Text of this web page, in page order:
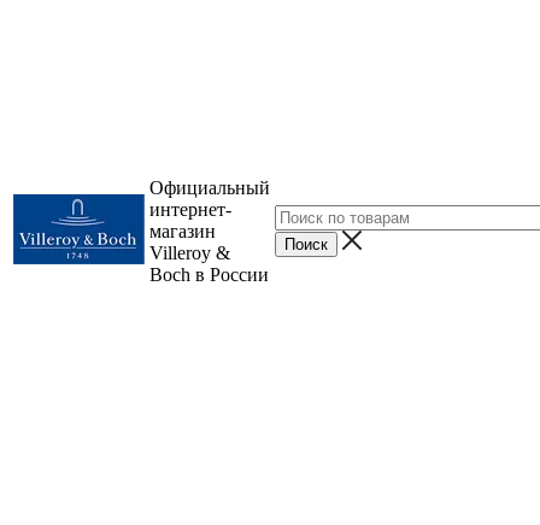
Официальный
интернет-
магазин
Villeroy &
Boch в России